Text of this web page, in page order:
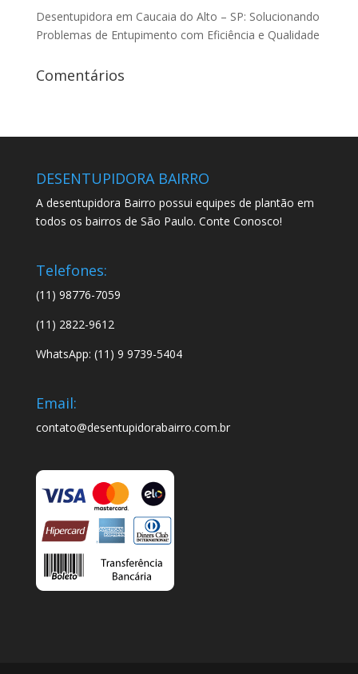
Desentupidora em Caucaia do Alto – SP: Solucionando
Problemas de Entupimento com Eficiência e Qualidade
Comentários
DESENTUPIDORA BAIRRO
A desentupidora Bairro possui equipes de plantão em
todos os bairros de São Paulo. Conte Conosco!
Telefones:
(11) 98776-7059
(11) 2822-9612
WhatsApp: (11) 9 9739-5404
Email:
contato@desentupidorabairro.com.br